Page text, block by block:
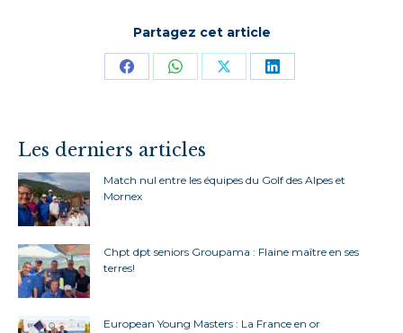
Partagez cet article
PartagerPartagerPartagerPartager
Les derniers articles
Match nul entre les équipes du Golf des Alpes et
Mornex
Chpt dpt seniors Groupama : Flaine maître en ses
terres!
European Young Masters : La France en or